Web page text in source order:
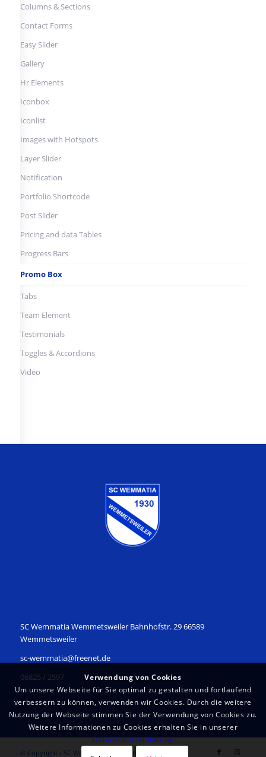
Columns & Sections
Contact Forms
Easy Slider
Gallery
Hr Elements
Iconbox
Iconlist
Images with Hotspots
Layer Slider
Notification
Portfolio Shortcode
Post Slider
Pricing and data Tables
Progress Bars
Promo Box
Tabs
Team Element
Testimonials
Toggles & Accordions
Video
SC Wemmatia Wemmetsweiler Bahnhofstr. 29 66589
Wemmetsweiler
sc-wemmatia@freenet.de
06825 / 2597
© Copyright - SC Wemmatia Wemmetsweiler 1930 e.V.
Verwendung von Cookies
Um unsere Webseite für Sie optimal zu gestalten und fortlaufend
verbessern zu können, verwenden wir Cookies. Durch die weitere
Nutzung der Webseite stimmen Sie der Verwendung von Cookies zu.
Weitere Informationen zu Cookies erhalten Sie in unserer
Datenschutzerklärung